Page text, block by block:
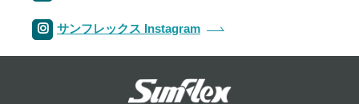
サンフレックス Instagram